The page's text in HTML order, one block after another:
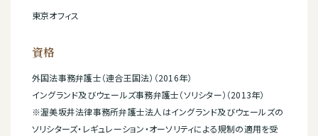
東京オフィス
資格
外国法事務弁護士（連合王国法）（2016年）
イングランド及びウェールズ事務弁護士（ソリシター）（2013年）
※渥美坂井法律事務所弁護士法人はイングランド及びウェールズの
ソリシターズ・レギュレーション・オーソリティによる規制の適用を受